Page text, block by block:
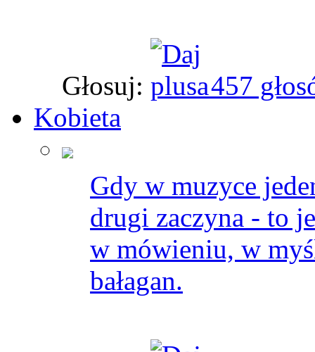
Głosuj:
457
Kobieta
Gdy w muzyce
drugi zaczyna - to
w mówieniu, w
bałagan.